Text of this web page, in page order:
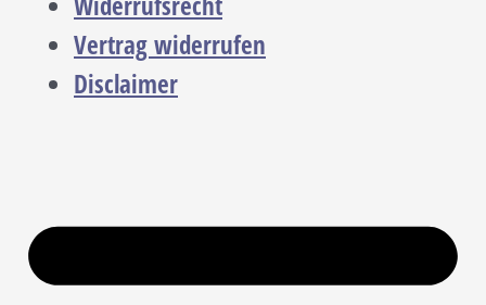
Vertrag widerrufen
Disclaimer